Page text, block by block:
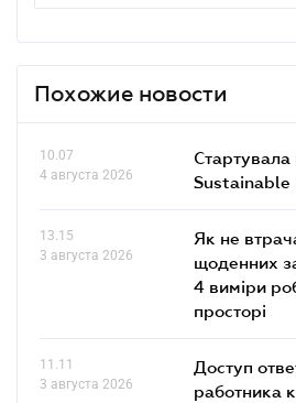
Похожие новости
10.07
4 августа 2026
Стартувала
Sustainable
13.15
3 августа 2026
Як не
щоденних
4 виміри
просторі
11.11
3 августа 2026
Доступ
работника